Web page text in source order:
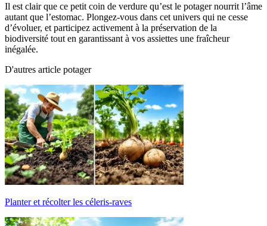
Il est clair que ce petit coin de verdure qu’est le potager nourrit l’âme
autant que l’estomac. Plongez-vous dans cet univers qui ne cesse
d’évoluer, et participez activement à la préservation de la
biodiversité tout en garantissant à vos assiettes une fraîcheur
inégalée.
D'autres article potager
Planter et récolter les céleris-raves